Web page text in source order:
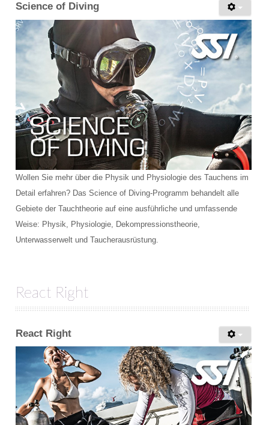
Science of Diving
Wollen Sie mehr über die Physik und Physiologie des Tauchens im
Detail erfahren? Das Science of Diving-Programm behandelt alle
Gebiete der Tauchtheorie auf eine ausführliche und umfassende
Weise: Physik, Physiologie, Dekompressionstheorie,
Unterwasserwelt und Taucherausrüstung.
React Right
React Right